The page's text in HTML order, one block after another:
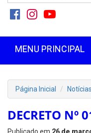
MENU PRINCIPAL
Página Inicial Notícias
DECRETO Nº